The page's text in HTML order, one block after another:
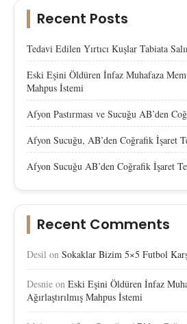
Recent Posts
Tedavi Edilen Yırtıcı Kuşlar Tabiata
Eski Eşini Öldüren İnfaz Muhafaza
Mahpus İstemi
Afyon Pastırması ve Sucuğu AB’den
Afyon Sucuğu, AB’den Coğrafik İşaret
Afyon Sucuğu AB’den Coğrafik İşaret
Recent Comments
Desil on Sokaklar Bizim 5×5 Futbol
Desnie on Eski Eşini Öldüren İnfaz
Ağırlaştırılmış Mahpus İstemi